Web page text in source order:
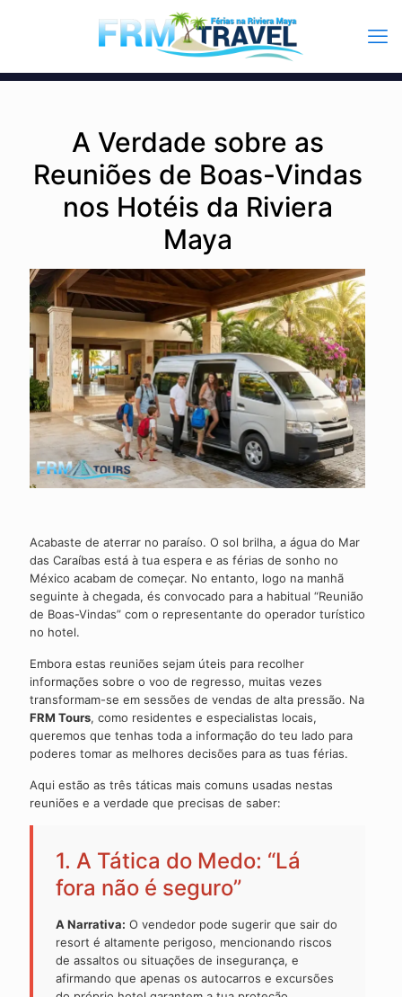
A Verdade sobre as
Reuniões de Boas-Vindas
nos Hotéis da Riviera
Maya
Acabaste de aterrar no paraíso. O sol brilha, a água do Mar
das Caraíbas está à tua espera e as férias de sonho no
México acabam de começar. No entanto, logo na manhã
seguinte à chegada, és convocado para a habitual “Reunião
de Boas-Vindas” com o representante do operador turístico
no hotel.
Embora estas reuniões sejam úteis para recolher
informações sobre o voo de regresso, muitas vezes
transformam-se em sessões de vendas de alta pressão. Na
FRM Tours, como residentes e especialistas locais,
queremos que tenhas toda a informação do teu lado para
poderes tomar as melhores decisões para as tuas férias.
Aqui estão as três táticas mais comuns usadas nestas
reuniões e a verdade que precisas de saber:
1. A Tática do Medo: “Lá
fora não é seguro”
A Narrativa: O vendedor pode sugerir que sair do
resort é altamente perigoso, mencionando riscos
de assaltos ou situações de insegurança, e
afirmando que apenas os autocarros e excursões